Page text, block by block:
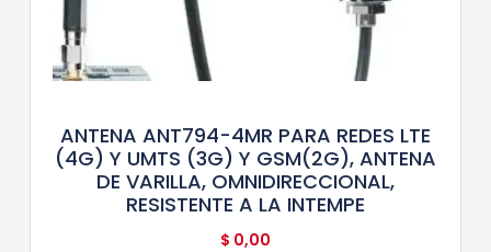
ANTENA ANT794-4MR PARA REDES LTE
(4G) Y UMTS (3G) Y GSM(2G), ANTENA
DE VARILLA, OMNIDIRECCIONAL,
RESISTENTE A LA INTEMPE
$ 0,00